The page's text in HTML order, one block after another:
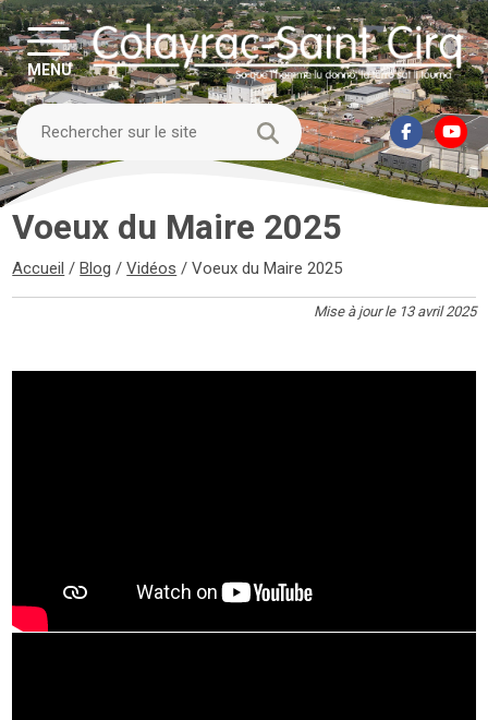
MENU
Voeux du Maire 2025
Accueil /Blog /Vidéos /Voeux du Maire 2025
Mise à jour le 13 avril 2025